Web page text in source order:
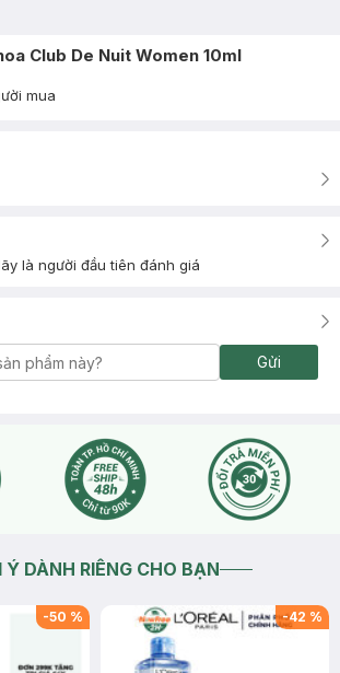
Club De Nuit Women 10ml
Icon
mua
là người đầu tiên đánh giá
Gửi
Ý DÀNH RIÊNG CHO BẠN
-50 % -42 %